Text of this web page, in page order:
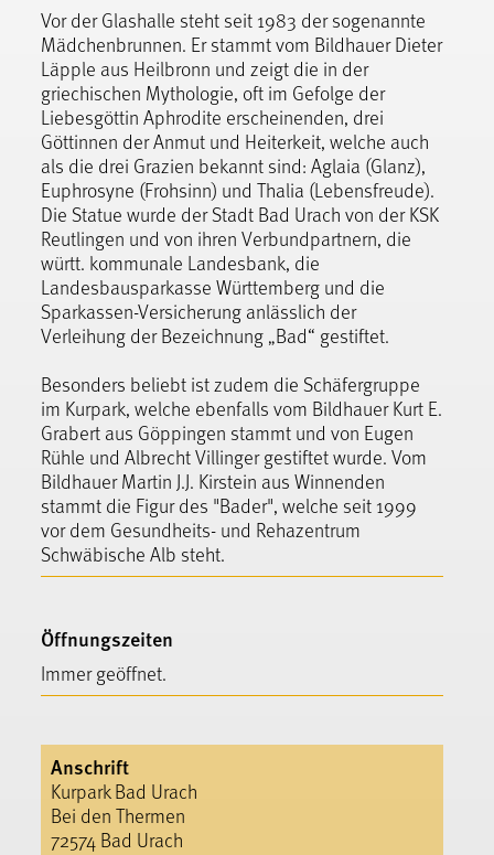
Vor der Glashalle steht seit 1983 der sogenannte
Mädchenbrunnen. Er stammt vom Bildhauer Dieter
Läpple aus Heilbronn und zeigt die in der
griechischen Mythologie, oft im Gefolge der
Liebesgöttin Aphrodite erscheinenden, drei
Göttinnen der Anmut und Heiterkeit, welche auch
als die drei Grazien bekannt sind: Aglaia (Glanz),
Euphrosyne (Frohsinn) und Thalia (Lebensfreude).
Die Statue wurde der Stadt Bad Urach von der KSK
Reutlingen und von ihren Verbundpartnern, die
württ. kommunale Landesbank, die
Landesbausparkasse Württemberg und die
Sparkassen-Versicherung anlässlich der
Verleihung der Bezeichnung „Bad“ gestiftet.
Besonders beliebt ist zudem die Schäfergruppe
im Kurpark, welche ebenfalls vom Bildhauer Kurt E.
Grabert aus Göppingen stammt und von Eugen
Rühle und Albrecht Villinger gestiftet wurde. Vom
Bildhauer Martin J.J. Kirstein aus Winnenden
stammt die Figur des "Bader", welche seit 1999
vor dem Gesundheits- und Rehazentrum
Schwäbische Alb steht.
Öffnungszeiten
Immer geöffnet.
Anschrift
Kurpark Bad Urach
Bei den Thermen
72574 Bad Urach